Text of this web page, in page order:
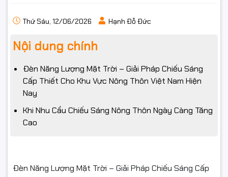
Thứ Sáu, 12/06/2026 Hạnh Đỗ Đức
Nội dung chính
Đèn Năng Lượng Mặt Trời – Giải Pháp Chiếu Sáng
Cấp Thiết Cho Khu Vực Nông Thôn Việt Nam Hiện
Nay
Khi Nhu Cầu Chiếu Sáng Nông Thôn Ngày Càng Tăng
Cao
Đèn Năng Lượng Mặt Trời – Giải Pháp Chiếu Sáng Cấp